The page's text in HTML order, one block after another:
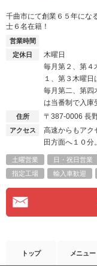
千曲市にて創業６５年にな
士６名在籍！
営業時間
定休日
木曜日
毎月第２、第４
１、第３木曜日
毎月第二、第四
は当番制で入庫
住所 〒387-0006 長
アクセス
高速からもアク
田方面へ１０分
土曜営業 日・祝日営業
指定工場
輸入車歓迎
トップ メニュー